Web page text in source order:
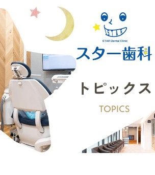
トピックス
TOPICS